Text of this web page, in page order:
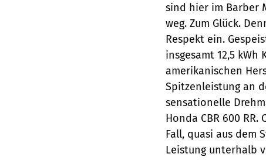
sind hier im Barber
weg. Zum Glück.
Respekt ein.
insgesamt 12,5
amerikanischen
Spitzenleistung an
sensationelle
Honda CBR 600
Fall, quasi aus dem
Leistung unterhalb